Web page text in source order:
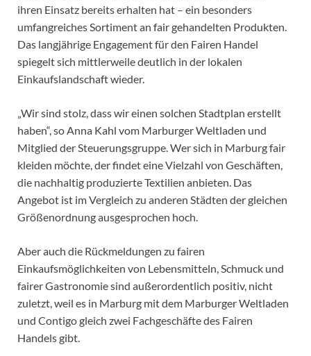
ihren Einsatz bereits erhalten hat – ein besonders
umfangreiches Sortiment an fair gehandelten Produkten.
Das langjährige Engagement für den Fairen Handel
spiegelt sich mittlerweile deutlich in der lokalen
Einkaufslandschaft wieder.
„Wir sind stolz, dass wir einen solchen Stadtplan erstellt
haben“, so Anna Kahl vom Marburger Weltladen und
Mitglied der Steuerungsgruppe. Wer sich in Marburg fair
kleiden möchte, der findet eine Vielzahl von Geschäften,
die nachhaltig produzierte Textilien anbieten. Das
Angebot ist im Vergleich zu anderen Städten der gleichen
Größenordnung ausgesprochen hoch.
Aber auch die Rückmeldungen zu fairen
Einkaufsmöglichkeiten von Lebensmitteln, Schmuck und
fairer Gastronomie sind außerordentlich positiv, nicht
zuletzt, weil es in Marburg mit dem Marburger Weltladen
und Contigo gleich zwei Fachgeschäfte des Fairen
Handels gibt.